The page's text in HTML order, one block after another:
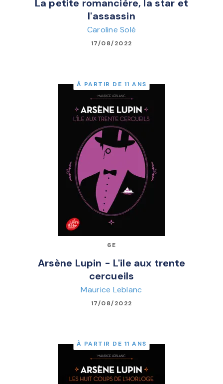
La petite romancière, la star et
l'assassin
Caroline Solé
17/08/2022
À PARTIR DE 11 ANS
6E
Arsène Lupin - L'ile aux trente
cercueils
Maurice Leblanc
17/08/2022
À PARTIR DE 11 ANS